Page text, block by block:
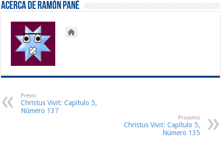
Acerca de Ramón Pané
Previo
Christus Vivit: Capítulo 5,
Número 137
Proximo
Christus Vivit: Capítulo 5,
Número 135